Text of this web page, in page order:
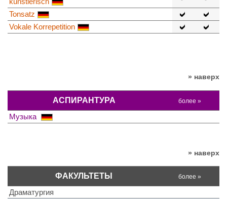
Tonsatz
Vokale Korrepetition
» наверх
АСПИРАНТУРА более »
Музыка
» наверх
ФАКУЛЬТЕТЫ более »
Драматургия